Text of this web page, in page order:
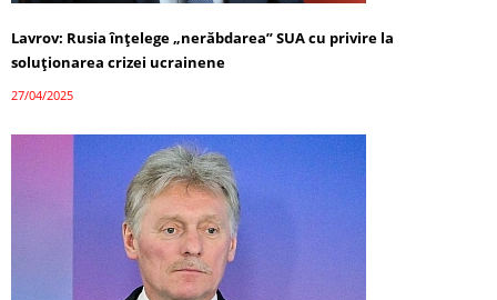
Lavrov: Rusia înțelege „nerăbdarea” SUA cu privire la
soluționarea crizei ucrainene
27/04/2025